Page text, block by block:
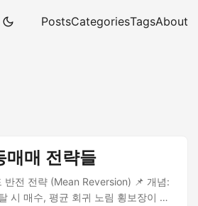
PostsCategoriesTagsAbout
매매 전략들
반전 전략 (Mean Reversion) 📌 개념:
시 매수, 평균 회귀 노림 횡보장이 많